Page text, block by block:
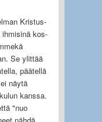
Kristus-
ihmisinä kos­
Se ylittää
päätellä
näytä
kanssa.
"nuo